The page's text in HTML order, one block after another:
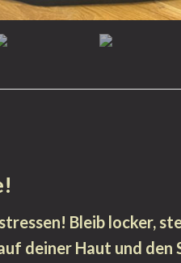
Bleib locker,
deiner Haut und den